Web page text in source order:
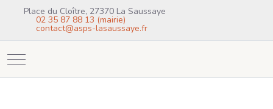
Place du Cloître, 27370 La Saussaye
02 35 87 88 13 (mairie)
contact@asps-lasaussaye.fr
Mobile Menu Toggle